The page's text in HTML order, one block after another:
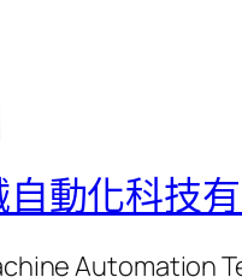
動化科技
Automation